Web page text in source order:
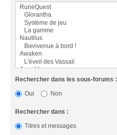
Rechercher dans les sous-forums :
Oui
Non
Rechercher dans :
Titres et messages